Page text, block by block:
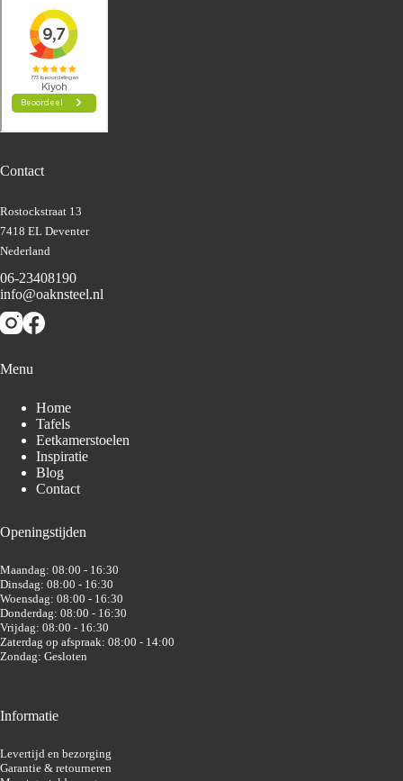
Contact
Rostockstraat 13
7418 EL Deventer
Nederland
06-23408190
info@oaknsteel.nl
Menu
Home
Tafels
Eetkamerstoelen
Inspiratie
Blog
Contact
Openingstijden
Maandag: 08:00 - 16:30
Dinsdag: 08:00 - 16:30
Woensdag: 08:00 - 16:30
Donderdag: 08:00 - 16:30
Vrijdag: 08:00 - 16:30
Zaterdag op afspraak: 08:00 - 14:00
Zondag: Gesloten
Informatie
Levertijd en bezorging
Garantie & retourneren